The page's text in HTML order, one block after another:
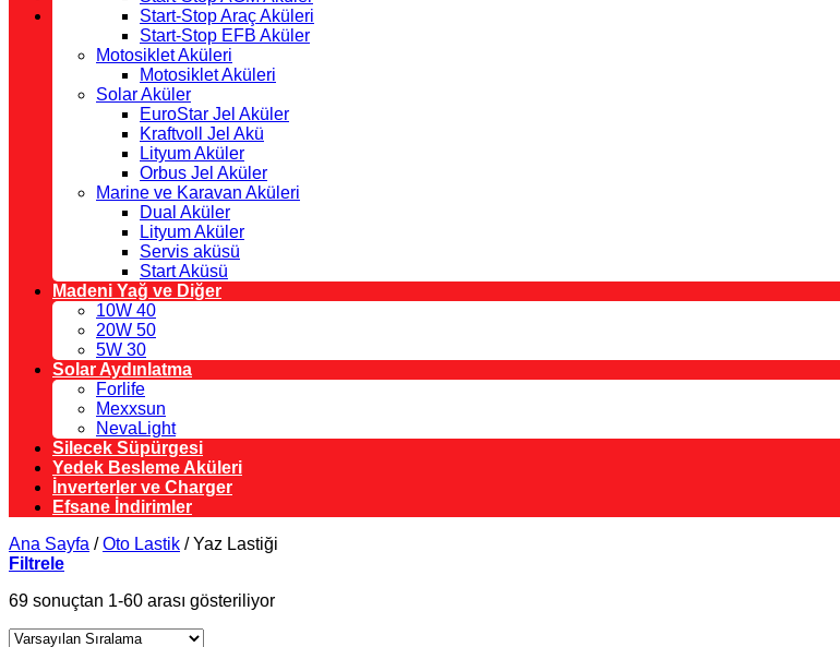
Start-Stop Araç Aküleri
Start-Stop EFB Aküler
Motosiklet Aküleri
Motosiklet Aküleri
Solar Aküler
EuroStar Jel Aküler
Kraftvoll Jel Akü
Lityum Aküler
Orbus Jel Aküler
Marine ve Karavan Aküleri
Dual Aküler
Lityum Aküler
Servis aküsü
Start Aküsü
Madeni Yağ ve Diğer
10W 40
20W 50
5W 30
Solar Aydınlatma
Forlife
Mexxsun
NevaLight
Silecek Süpürgesi
Yedek Besleme Aküleri
İnverterler ve Charger
Efsane İndirimler
Ana Sayfa / Oto Lastik /Yaz Lastiği
Filtrele
69 sonuçtan 1-60 arası gösteriliyor